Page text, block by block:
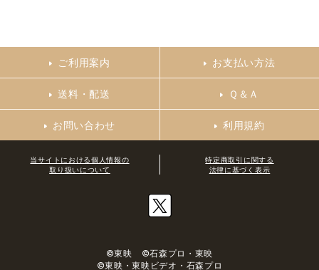
ご利用案内 お支払い方法
送料・配送 Ｑ＆Ａ
お問い合わせ 利用規約
当サイトにおける個人情報の
取り扱いについて
特定商取引に関する
法律に基づく表示
©東映 ©石森プロ・東映
©東映・東映ビデオ・石森プロ